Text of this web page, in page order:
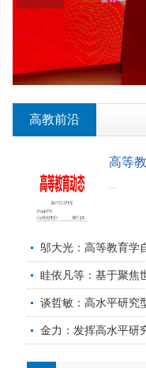
高教前沿
高等
...
邬大光：高等教育学
眭依凡等：基于聚焦
谈哲敏：高水平研究
金力：发挥高水平研